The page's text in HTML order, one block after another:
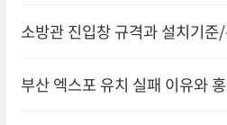
소방관 진입창 규격과 설치기
부산 엑스포 유치 실패 이유와